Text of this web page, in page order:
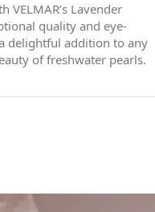
Lavender
quality and eye-
delightful addition to any
of freshwater pearls.